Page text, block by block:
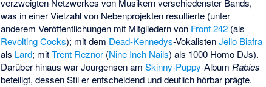
verzweigten Netzwerkes von Musikern verschiedenster Bands,
was in einer Vielzahl von Nebenprojekten resultierte (unter
anderem Veröffentlichungen mit Mitgliedern von Front 242 (als
Revolting Cocks); mit dem Dead-Kennedys-VokalistenJello Biafra
als Lard; mitTrent Reznor (Nine Inch Nails) als 1000 Homo DJs).
Darüber hinaus war Jourgensen amSkinny-Puppy-Album Rabies
beteiligt, dessen Stil er entscheidend und deutlich hörbar prägte.